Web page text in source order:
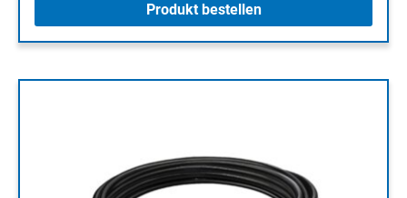
Produkt bestellen